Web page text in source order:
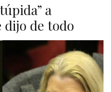
a
dijo de todo